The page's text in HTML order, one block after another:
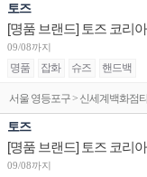
토즈
09/08까지
명품 잡화 슈즈 핸드백
서울 영등포구 > 신세계백화점
토즈
09/08까지